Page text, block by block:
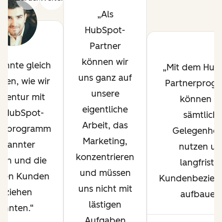
gleich
wie wir
mit
HubSpot-
und die
Kunden
Als
HubSpot-
Partner
können wir
uns ganz auf
unsere
eigentliche
Arbeit, das
Marketing,
konzentrieren
und müssen
uns nicht mit
lästigen
Mit dem
können
nutzen
aufbauen.